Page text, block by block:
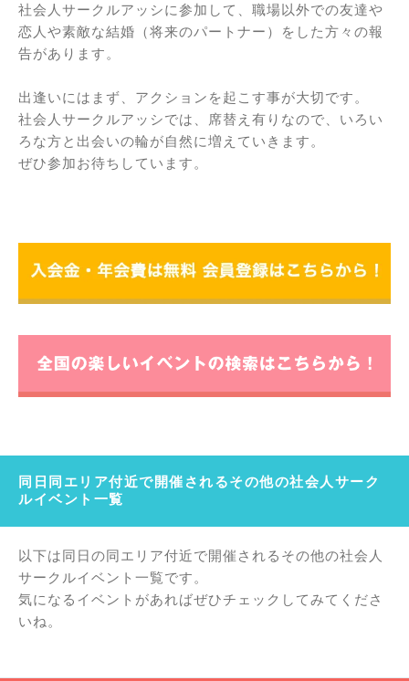
社会人サークルアッシに参加して、職場以外での友達や
恋人や素敵な結婚（将来のパートナー）をした方々の報
告があります。
出逢いにはまず、アクションを起こす事が大切です。
社会人サークルアッシでは、席替え有りなので、いろい
ろな方と出会いの輪が自然に増えていきます。
ぜひ参加お待ちしています。
同日同エリア付近で開催されるその他の社会人サーク
ルイベント一覧
以下は同日の同エリア付近で開催されるその他の社会人
サークルイベント一覧です。
気になるイベントがあればぜひチェックしてみてくださ
いね。